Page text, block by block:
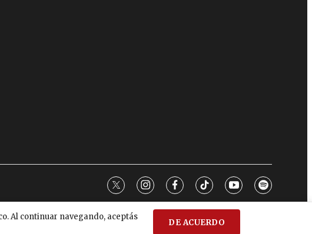
Al continuar navegando, aceptás
DE ACUERDO
twitterinstagram
facebooktiktokyoutubespotify